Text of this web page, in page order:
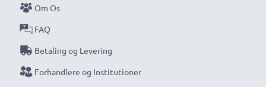
Om Os
FAQ
Betaling og Levering
Forhandlere og Institutioner